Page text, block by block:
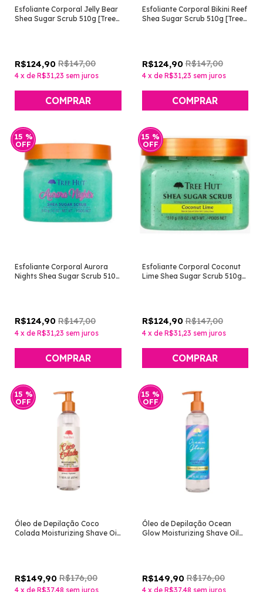
Esfoliante Corporal Jelly Bear
Shea Sugar Scrub 510g [Tree
R$124,90 R$147,00
4 x de R$31,23 sem juros
Esfoliante Corporal Bikini Reef
Shea Sugar Scrub 510g [Tree
R$124,90 R$147,00
4 x de R$31,23 sem juros
15 %
OFF
Esfoliante Corporal Aurora
Nights Shea Sugar Scrub 510g
R$124,90 R$147,00
4 x de R$31,23 sem juros
15 %
OFF
Esfoliante Corporal Coconut
Lime Shea Sugar Scrub 510g
R$124,90 R$147,00
4 x de R$31,23 sem juros
15 %
OFF
Óleo de Depilação Coco
Colada Moisturizing Shave Oil
R$149,90 R$176,00
4 x de R$37,48 sem juros
15 %
OFF
Óleo de Depilação Ocean
Glow Moisturizing Shave Oil
R$149,90 R$176,00
4 x de R$37,48 sem juros